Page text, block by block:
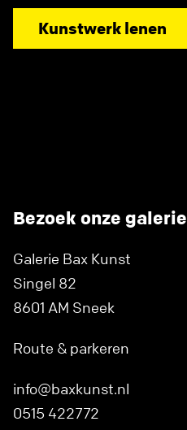
Kunstwerk lenen
Bezoek onze galerie
Galerie Bax Kunst
Singel 82
8601 AM Sneek
Route & parkeren
info@baxkunst.nl
0515 422772